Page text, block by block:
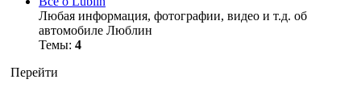
Любая информация, фотографии, видео и т.д. об
автомобиле Люблин
Темы: 4
Перейти